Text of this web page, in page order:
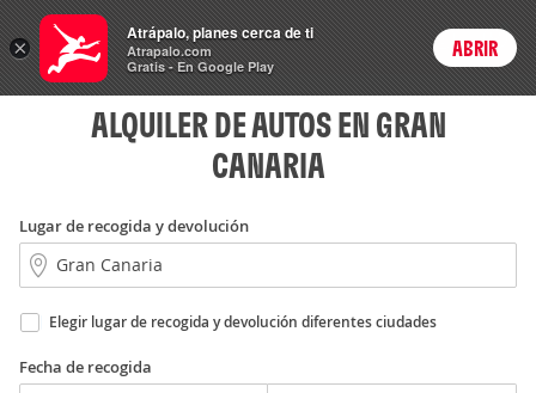
Rent
a Car Login
ALQUILER DE AUTOS EN GRAN
CANARIA
Lugar de recogida y devolución
Elegir lugar de recogida y devolución diferentes ciudades
Fecha de recogida
×
Atrápalo, planes cerca de ti
Atrapalo.com
Gratis - En Google Play
ABRIR